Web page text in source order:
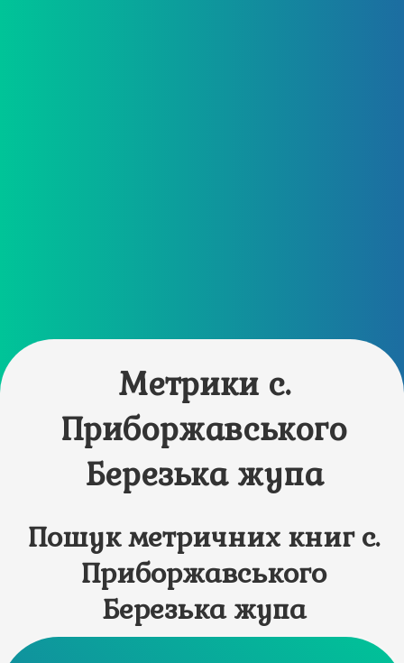
Метрики с.
Приборжавського
Березька жупа
Пошук метричних книг с.
Приборжавського
Березька жупа